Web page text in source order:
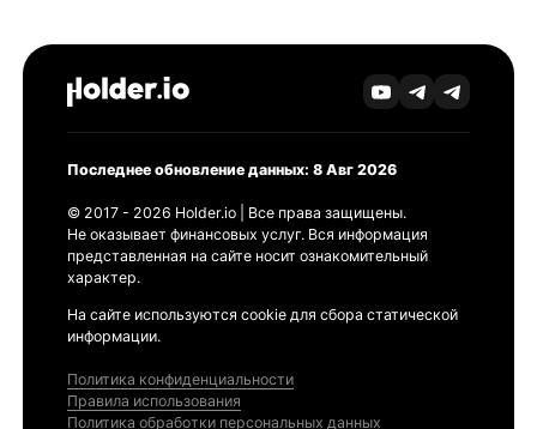
Последнее обновление данных: 8 Авг 2026
© 2017 - 2026 Holder.io | Все права защищены.
Не оказывает финансовых услуг. Вся информация
представленная на сайте носит ознакомительный
характер.
На сайте используются cookie для сбора статической
информации.
Политика конфиденциальности
Правила использования
Политика обработки персональных данных